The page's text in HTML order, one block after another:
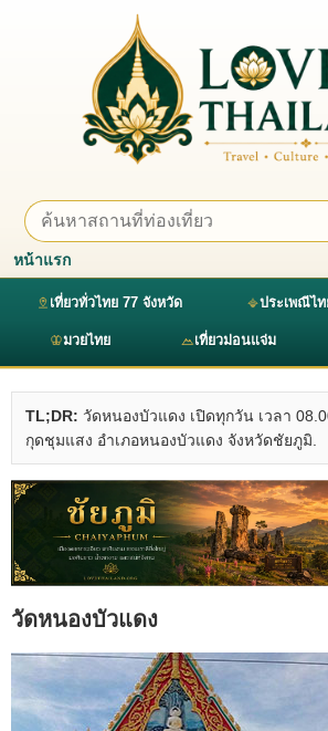
หน้าแรก
เที่ยวทั่วไทย 77 จังหวัด ประเพณีไ
มวยไทย เที่ยวม่อนแจ่ม
TL;DR: วัดหนองบัวแดง เปิดทุกวัน เวลา
กุดชุมแสง อำเภอหนองบัวแดง จังหวัดชัยภูมิ.
วัดหนองบัวแดง